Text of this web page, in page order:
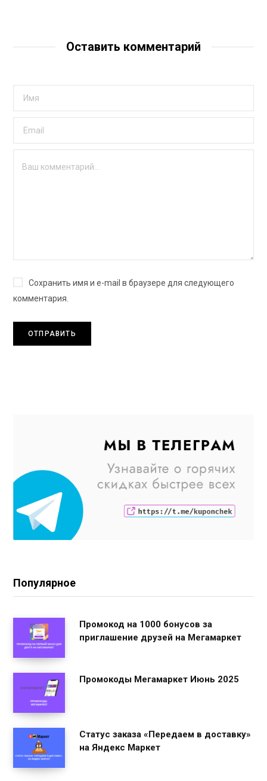
Оставить комментарий
Сохранить имя и e-mail в браузере для следующего
комментария.
Популярное
Промокод на 1000 бонусов за
приглашение друзей на Мегамаркет
Промокоды Мегамаркет Июнь 2025
Статус заказа «Передаем в доставку»
на Яндекс Маркет